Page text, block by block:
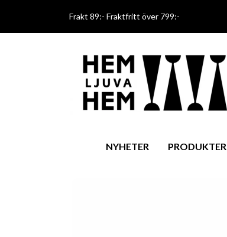
Frakt 89:- Fraktfritt över 799:-
NYHETER PRODUKTER